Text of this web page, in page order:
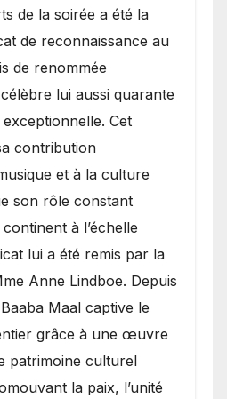
de la soirée a été la
de reconnaissance au
de renommée
lui aussi quarante
Cet
contribution
et à la culture
son rôle constant
à l’échelle
lui a été remis par la
Anne Lindboe. Depuis
Maal captive le
grâce à une œuvre
patrimoine culturel
la paix, l’unité